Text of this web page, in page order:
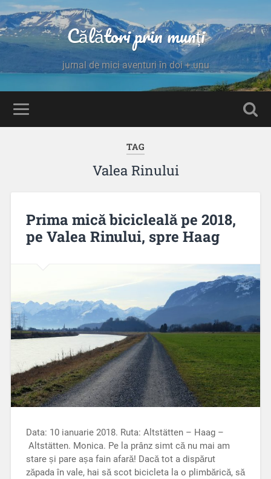
Călători prin munți
jurnal de mici aventuri în doi + unu
TAG
Valea Rinului
Prima mică bicicleală pe 2018,
pe Valea Rinului, spre Haag
Data: 10 ianuarie 2018. Ruta: Altstätten – Haag –
Altstätten. Monica. Pe la prânz simt că nu mai am
stare și pare așa fain afară! Dacă tot a dispărut
zăpada în vale, hai să scot bicicleta la o plimbărică, să